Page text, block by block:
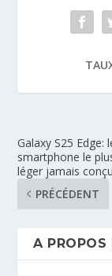
Galaxy S25 Edge:
smartphone le
léger jamais conçu
PRÉCÉDENT
A PROPOS